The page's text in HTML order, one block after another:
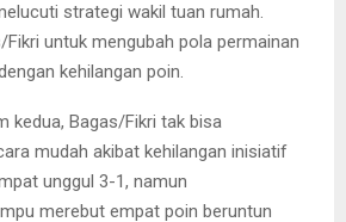
strategi wakil tuan rumah.
Fikri untuk mengubah pola permainan
kehilangan poin.
kedua, Bagas/Fikri tak bisa
mudah akibat kehilangan inisiatif
unggul 3-1, namun
merebut empat poin beruntun